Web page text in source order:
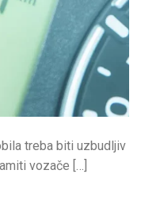
treba biti uzbudljiv
vozače […]